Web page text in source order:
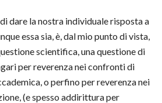
dare la nostra individuale risposta a
essa sia, è, dal mio punto di vista,
scientifica, una questione di
per reverenza nei confronti di
o perfino per reverenza nei
(e spesso addirittura per